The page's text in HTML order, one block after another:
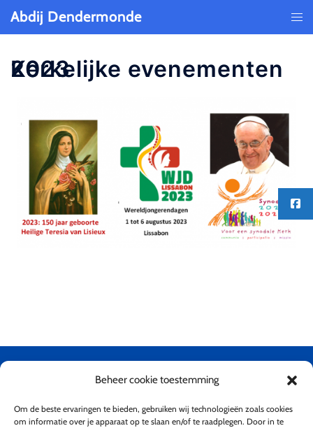
Beheer cookie toestemming
Om de beste ervaringen te bieden, gebruiken wij technologieën zoals cookies
om informatie over je apparaat op te slaan en/of te raadplegen. Door in te
Abdij Dendermonde
Kerkelijke evenementen 2023